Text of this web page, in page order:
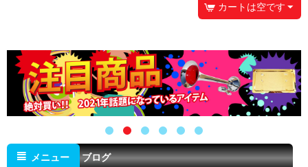
カートは空です
メニュー ブログ